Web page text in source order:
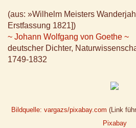
(aus: »Wilhelm Meisters
Erstfassung 1821])
~ Johann Wolfgang von Goethe ~
deutscher Dichter,
1749-1832
Bildquelle: vargazs/pixabay.com (Link
Pixabay